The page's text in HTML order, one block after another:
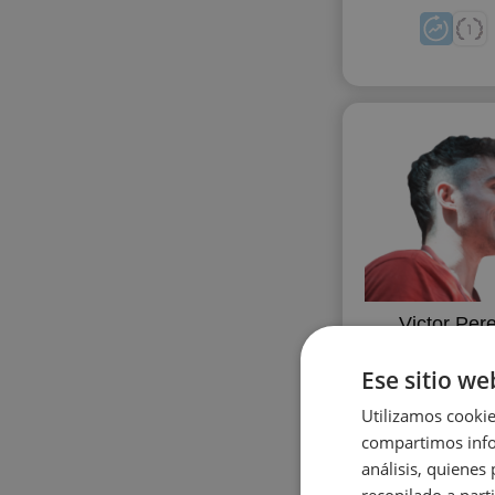
Victor
Ese sitio
Utilizamos
compartimos
análisis,